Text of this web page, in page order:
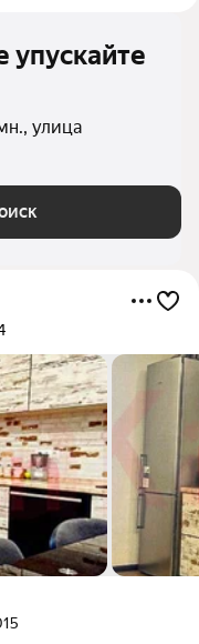
упускайте
улица